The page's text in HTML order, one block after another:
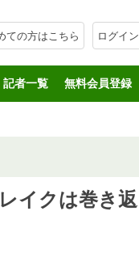
ての方はこちら ログイン
記者一覧 無料会員登録
イクは巻き返